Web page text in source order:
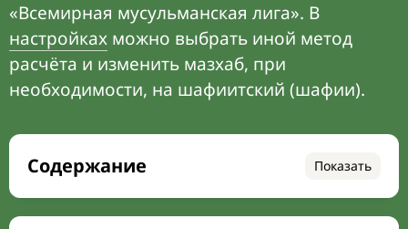
«Всемирная мусульманская лига». В
настройках можно выбрать иной метод
расчёта и изменить мазхаб, при
необходимости, на шафиитский (шафии).
Содержание Показать
Время намаза на сегодня